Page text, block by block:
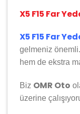
X5 F15 Far
X5 F15 Far
gelmeniz
hem de ekstra
Biz OMR Oto
üzerine